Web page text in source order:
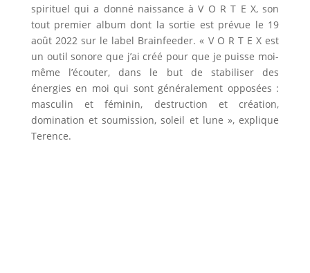
spirituel qui a donné naissance à V O R T E X, son
tout premier album dont la sortie est prévue le 19
août 2022 sur le label Brainfeeder. « V O R T E X est
un outil sonore que j’ai créé pour que je puisse moi-
même l’écouter, dans le but de stabiliser des
énergies en moi qui sont généralement opposées :
masculin et féminin, destruction et création,
domination et soumission, soleil et lune », explique
Terence.